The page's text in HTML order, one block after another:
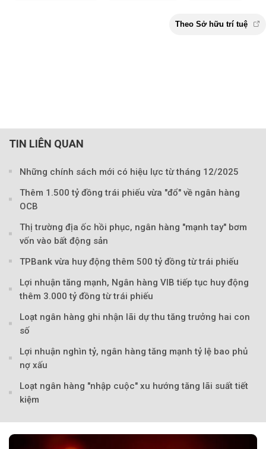
TIN LIÊN QUAN
Những chính sách mới có hiệu lực từ tháng 12/2025
Thêm 1.500 tỷ đồng trái phiếu vừa "đổ" về ngân hàng
OCB
Thị trường địa ốc hồi phục, ngân hàng "mạnh tay" bơm
vốn vào bất động sản
TPBank vừa huy động thêm 500 tỷ đồng từ trái phiếu
Lợi nhuận tăng mạnh, Ngân hàng VIB tiếp tục huy động
thêm 3.000 tỷ đồng từ trái phiếu
Loạt ngân hàng ghi nhận lãi dự thu tăng trưởng hai con
số
Lợi nhuận nghìn tỷ, ngân hàng tăng mạnh tỷ lệ bao phủ
nợ xấu
Loạt ngân hàng "nhập cuộc" xu hướng tăng lãi suất tiết
kiệm